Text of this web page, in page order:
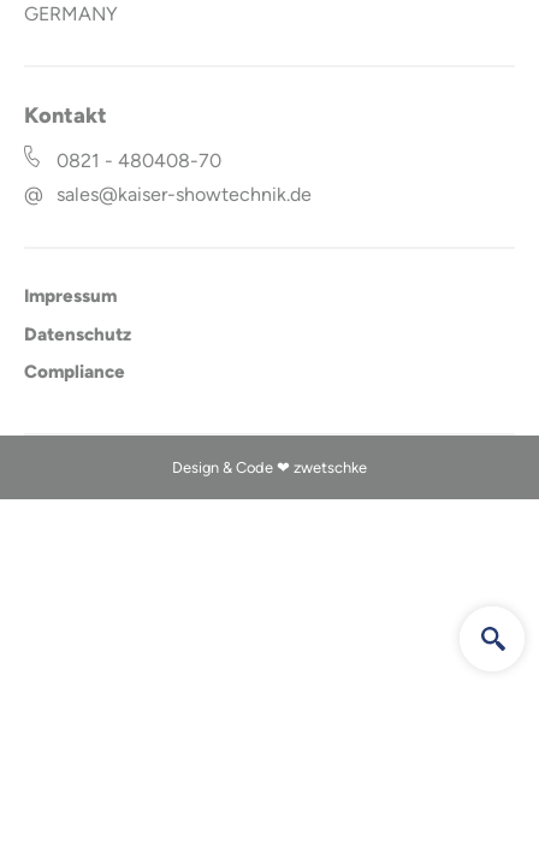
GERMANY
Kontakt
0821 - 480408-70
@
sales@kaiser-showtechnik.de
Impressum
Datenschutz
Compliance
Design & Code ❤ zwetschke